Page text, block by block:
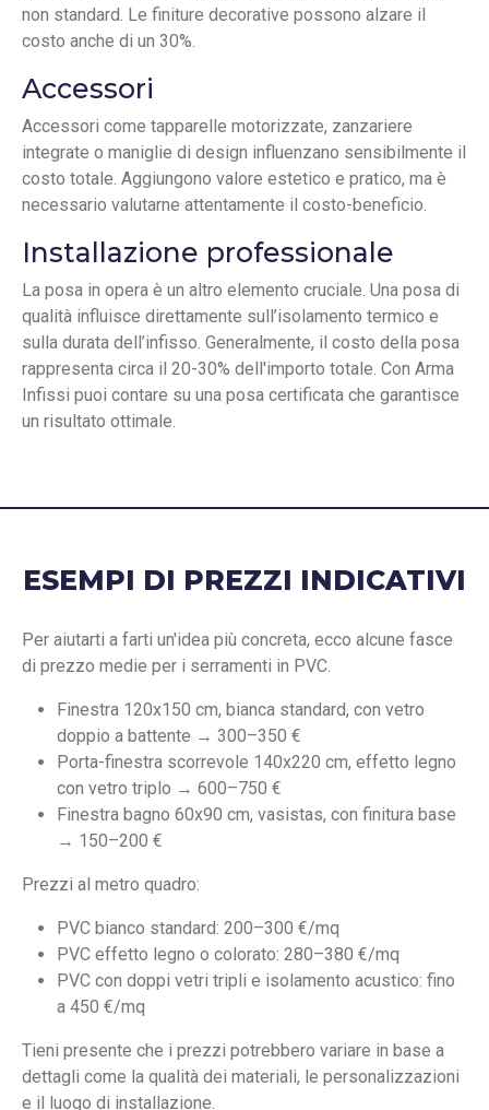
non standard. Le finiture decorative possono alzare il
costo anche di un 30%.
Accessori
Accessori come tapparelle motorizzate, zanzariere
integrate o maniglie di design influenzano sensibilmente il
costo totale. Aggiungono valore estetico e pratico, ma è
necessario valutarne attentamente il costo-beneficio.
Installazione professionale
La posa in opera è un altro elemento cruciale. Una posa di
qualità influisce direttamente sull’isolamento termico e
sulla durata dell’infisso. Generalmente, il costo della posa
rappresenta circa il 20-30% dell'importo totale. Con Arma
Infissi puoi contare su una posa certificata che garantisce
un risultato ottimale.
ESEMPI DI PREZZI INDICATIVI
Per aiutarti a farti un'idea più concreta, ecco alcune fasce
di prezzo medie per i serramenti in PVC.
Finestra 120x150 cm, bianca standard, con vetro
doppio a battente → 300–350 €
Porta-finestra scorrevole 140x220 cm, effetto legno
con vetro triplo → 600–750 €
Finestra bagno 60x90 cm, vasistas, con finitura base
→ 150–200 €
Prezzi al metro quadro:
PVC bianco standard: 200–300 €/mq
PVC effetto legno o colorato: 280–380 €/mq
PVC con doppi vetri tripli e isolamento acustico: fino
a 450 €/mq
Tieni presente che i prezzi potrebbero variare in base a
dettagli come la qualità dei materiali, le personalizzazioni
e il luogo di installazione.